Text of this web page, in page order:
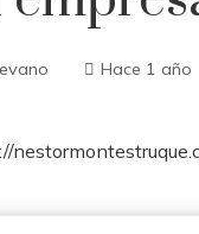
Hace 1 año